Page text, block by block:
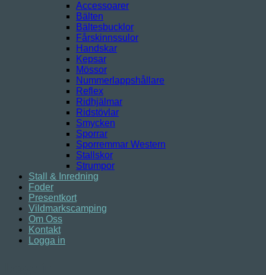
Accessoarer
Bälten
Bältesbucklor
Fårskinnssulor
Handskar
Kepsar
Mössor
Nummerlappshållare
Reflex
Ridhjälmar
Ridstövlar
Smycken
Sporrar
Sporremmar Western
Stallskor
Strumpor
Stall & Inredning
Foder
Presentkort
Vildmarkscamping
Om Oss
Kontakt
Logga in